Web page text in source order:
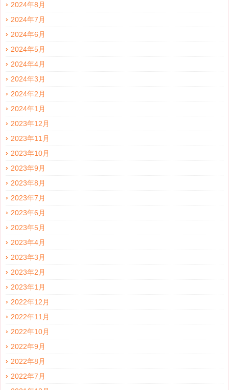
2024年8月
2024年7月
2024年6月
2024年5月
2024年4月
2024年3月
2024年2月
2024年1月
2023年12月
2023年11月
2023年10月
2023年9月
2023年8月
2023年7月
2023年6月
2023年5月
2023年4月
2023年3月
2023年2月
2023年1月
2022年12月
2022年11月
2022年10月
2022年9月
2022年8月
2022年7月